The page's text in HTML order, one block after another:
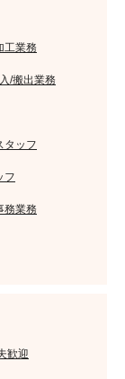
工業務
/搬出業務
タッフ
フ
務業務
歓迎